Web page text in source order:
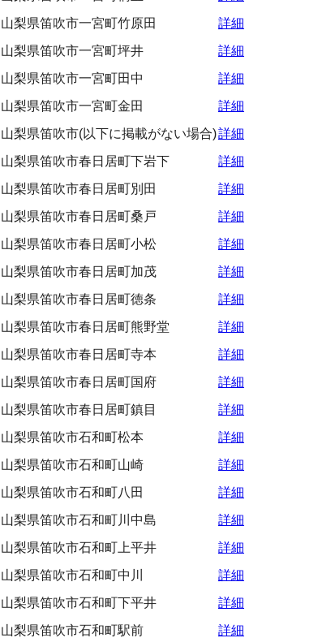
山梨県笛吹市一宮町竹原田
詳細
山梨県笛吹市一宮町坪井
詳細
山梨県笛吹市一宮町田中
詳細
山梨県笛吹市一宮町金田
詳細
山梨県笛吹市(以下に掲載がない場合)詳細
山梨県笛吹市春日居町下岩下
詳細
山梨県笛吹市春日居町別田
詳細
山梨県笛吹市春日居町桑戸
詳細
山梨県笛吹市春日居町小松
詳細
山梨県笛吹市春日居町加茂
詳細
山梨県笛吹市春日居町徳条
詳細
山梨県笛吹市春日居町熊野堂
詳細
山梨県笛吹市春日居町寺本
詳細
山梨県笛吹市春日居町国府
詳細
山梨県笛吹市春日居町鎮目
詳細
山梨県笛吹市石和町松本
詳細
山梨県笛吹市石和町山崎
詳細
山梨県笛吹市石和町八田
詳細
山梨県笛吹市石和町川中島
詳細
山梨県笛吹市石和町上平井
詳細
山梨県笛吹市石和町中川
詳細
山梨県笛吹市石和町下平井
詳細
山梨県笛吹市石和町駅前
詳細